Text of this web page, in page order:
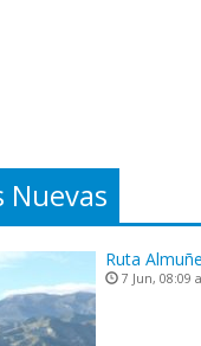
Nuevas
Ruta
7 Jun, 08:09